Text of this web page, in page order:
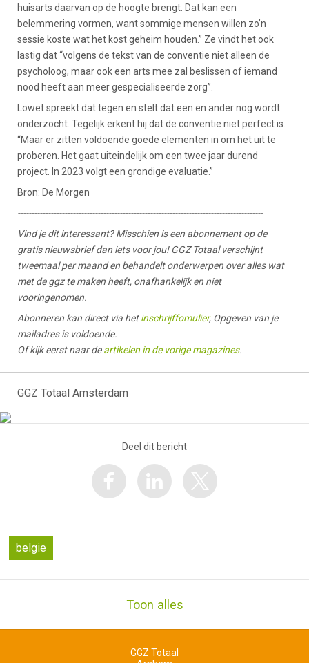
huisarts daarvan op de hoogte brengt. Dat kan een
belemmering vormen, want sommige mensen willen zo’n
sessie koste wat het kost geheim houden.” Ze vindt het ook
lastig dat “volgens de tekst van de conventie niet alleen de
psycholoog, maar ook een arts mee zal beslissen of iemand
nood heeft aan meer gespecialiseerde zorg”.
Lowet spreekt dat tegen en stelt dat een en ander nog wordt
onderzocht. Tegelijk erkent hij dat de conventie niet perfect is.
“Maar er zitten voldoende goede elementen in om het uit te
proberen. Het gaat uiteindelijk om een twee jaar durend
project. In 2023 volgt een grondige evaluatie.”
Bron: De Morgen
-----------------------------------------------------------------------------------------
Vind je dit interessant? Misschien is een abonnement op de
gratis nieuwsbrief dan iets voor jou! GGZ Totaal verschijnt
tweemaal per maand en behandelt onderwerpen over alles wat
met de ggz te maken heeft, onafhankelijk en niet
vooringenomen.
Abonneren kan direct via hetinschrijffomulier, Opgeven van je
mailadres is voldoende.
Of kijk eerst naar deartikelen in de vorige magazines.
GGZ Totaal Amsterdam
Deel dit bericht
belgie
Toon alles
GGZ Totaal